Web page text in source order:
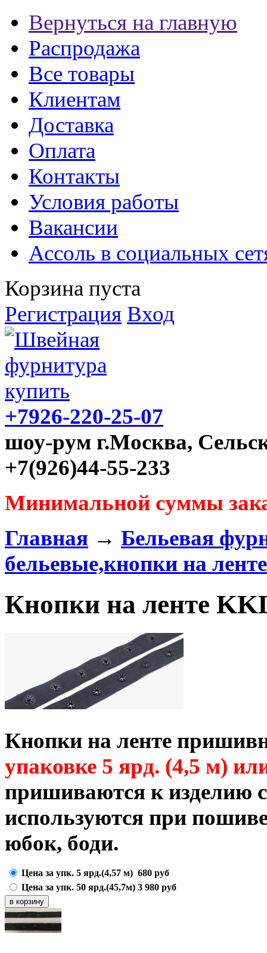
Вернуться на главную
Распродажа
Все товары
Клиентам
Доставка
Оплата
Контакты
Условия работы
Вакансии
Ассоль в социальных
Корзина пуста
Регистрация Вход
+7926-220-25-07
шоу-рум г.Москва,
+7(926)44-55-233
Минимальной суммы
Главная → Бельевая
бельевые,кнопки на ленте
Кнопки на ленте
Кнопки на ленте
упаковке 5 ярд. (4,5 м)
пришиваются к изделию
используются при
юбок, боди.
Цена за упк. 5 ярд.(4,57 м) 680 руб
Цена за упк. 50 ярд.(45,7м) 3 980 руб